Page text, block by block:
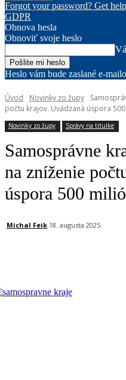
Forgot your password? Get help
GDPR
Obnova hesla
Obnoviť svoje heslo
Heslo vám bude zaslané e-
Úvod Novinky zo župy
počtu krajov. Uvádzaná úspora
Novinky zo župy Správy na titulke
Samosprávne
na zníženie
úspora 500
Michal Feik 18. augusta 2025